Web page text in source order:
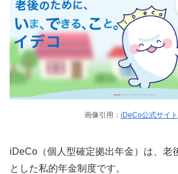
画像引用： iDeCo公式サイト
iDeCo（個人型確定拠出年金）は、老
とした私的年金制度です。